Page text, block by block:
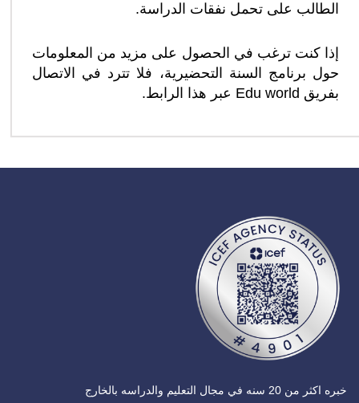
الطالب على تحمل نفقات الدراسة.
إذا كنت ترغب في الحصول على مزيد من المعلومات
حول برنامج السنة التحضيرية، فلا تترد في الاتصال
بفريق Edu world عبر هذا الرابط.
خبره اكثر من 20 سنه في مجال التعليم والدراسه بالخارج